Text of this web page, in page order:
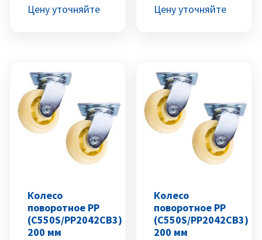
Цену уточняйте
Цену уточняйте
Колесо
поворотное PP
(C550S/PP2042CB3)
200 мм
Колесо
поворотное PP
(C550S/PP2042CB3)
200 мм